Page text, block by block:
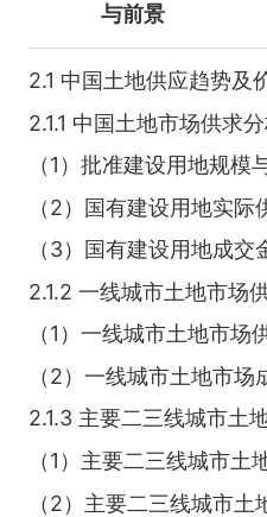
与前景
2.1 中国土地供应趋势及
2.1.1 中国土地市场供求
（1）批准建设用地规模
（2）国有建设用地实际
（3）国有建设用地成交
2.1.2 一线城市土地市场
（1）一线城市土地市场
（2）一线城市土地市场
2.1.3 主要二三线城市土
（1）主要二三线城市土
（2）主要二三线城市土